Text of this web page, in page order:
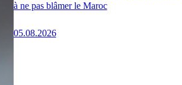
à ne pas blâmer le Maroc
05.08.2026